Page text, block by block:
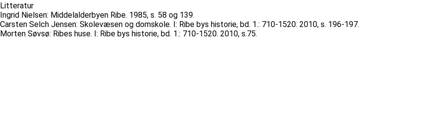
Litteratur
Ingrid Nielsen: Middelalderbyen Ribe. 1985, s. 58 og 139.
Carsten Selch Jensen: Skolevæsen og domskole. I: Ribe bys historie, bd. 1.: 710-1520. 2010, s. 196-197.
Morten Søvsø: Ribes huse. I: Ribe bys historie, bd. 1.: 710-1520. 2010, s.75.